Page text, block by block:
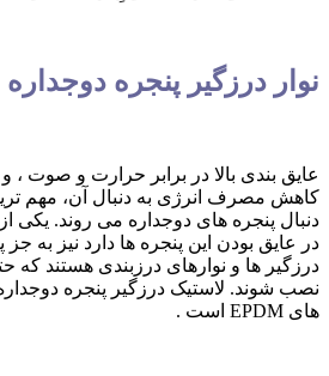
نوار درزگیر پنجره دوجداره
عایق بندی بالا در برابر حرارت و صوت
کاهش مصرف انرژی به دنبال آن، مهم
دنبال پنجره های دوجداره می روند. یکی
در عایق بودن این پنجره ها دارد نیز به
درزگیر ها و نوارهای درزبندی هستند که
های EPDM است .